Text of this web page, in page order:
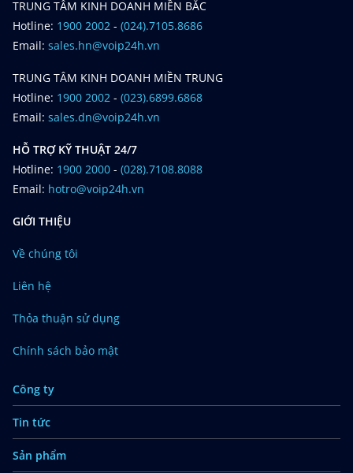
TRUNG TÂM KINH DOANH MIỀN BẮC
Hotline: 1900 2002 - (024).7105.8686
Email: sales.hn@voip24h.vn
TRUNG TÂM KINH DOANH MIỀN TRUNG
Hotline: 1900 2002 - (023).6899.6868
Email: sales.dn@voip24h.vn
HỖ TRỢ KỸ THUẬT 24/7
Hotline: 1900 2000 - (028).7108.8088
Email: hotro@voip24h.vn
GIỚI THIỆU
Về chúng tôi
Liên hệ
Thỏa thuận sử dụng
Chính sách bảo mật
Công ty
Tin tức
Sản phẩm